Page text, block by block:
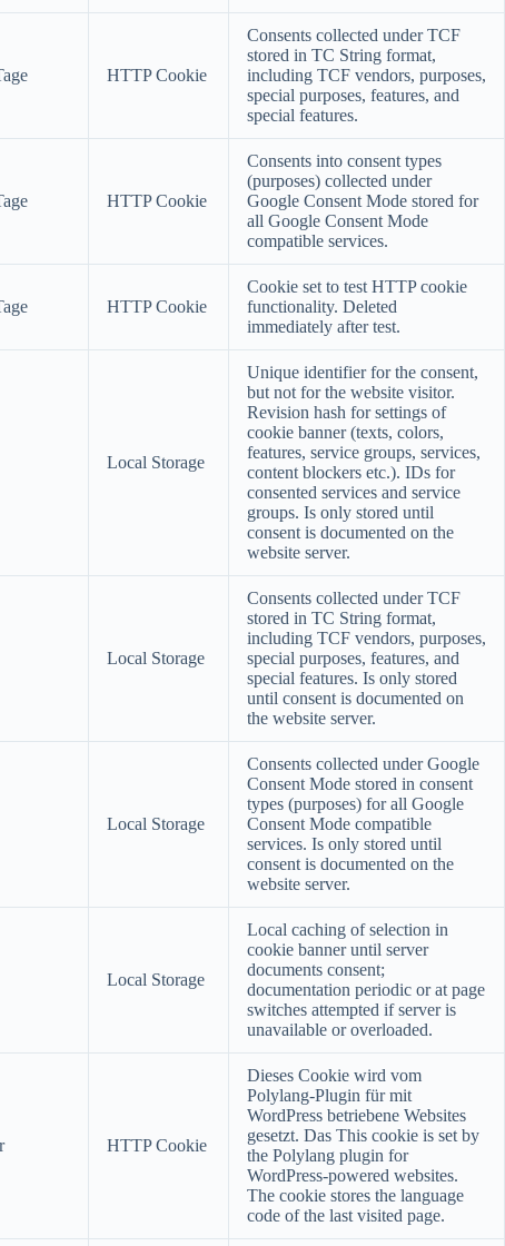
HTTP Cookie
Consents collected under TCF
stored in TC String format,
including TCF vendors, purposes,
special purposes, features, and
special features.
HTTP Cookie
Consents into consent types
(purposes) collected under
Google Consent Mode stored for
all Google Consent Mode
compatible services.
HTTP Cookie
Cookie set to test HTTP cookie
functionality. Deleted
immediately after test.
Local Storage
Unique identifier for the consent,
but not for the website visitor.
Revision hash for settings of
cookie banner (texts, colors,
features, service groups, services,
content blockers etc.). IDs for
consented services and service
groups. Is only stored until
consent is documented on the
website server.
Local Storage
Consents collected under TCF
stored in TC String format,
including TCF vendors, purposes,
special purposes, features, and
special features. Is only stored
until consent is documented on
the website server.
Local Storage
Consents collected under Google
Consent Mode stored in consent
types (purposes) for all Google
Consent Mode compatible
services. Is only stored until
consent is documented on the
website server.
Local Storage
Local caching of selection in
cookie banner until server
documents consent;
documentation periodic or at page
switches attempted if server is
unavailable or overloaded.
HTTP Cookie
Dieses Cookie wird vom
Polylang-Plugin für mit
WordPress betriebene Websites
gesetzt. Das This cookie is set by
the Polylang plugin for
WordPress-powered websites.
The cookie stores the language
code of the last visited page.